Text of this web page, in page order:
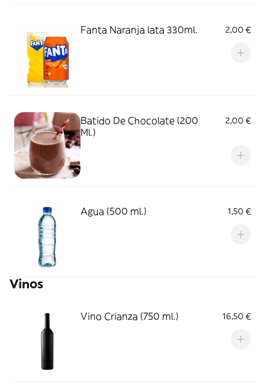
Fanta Naranja lata 330ml. 2,00 €
Batido De Chocolate (200
Ml.)
2,00 €
Agua (500 ml.) 1,50 €
Vinos
Vino Crianza (750 ml.) 16,50 €